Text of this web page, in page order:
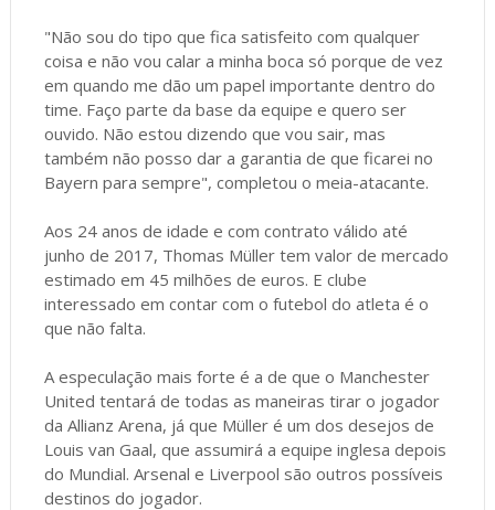
"Não sou do tipo que fica satisfeito com qualquer
coisa e não vou calar a minha boca só porque de vez
em quando me dão um papel importante dentro do
time. Faço parte da base da equipe e quero ser
ouvido. Não estou dizendo que vou sair, mas
também não posso dar a garantia de que ficarei no
Bayern para sempre", completou o meia-atacante.
Aos 24 anos de idade e com contrato válido até
junho de 2017, Thomas Müller tem valor de mercado
estimado em 45 milhões de euros. E clube
interessado em contar com o futebol do atleta é o
que não falta.
A especulação mais forte é a de que o Manchester
United tentará de todas as maneiras tirar o jogador
da Allianz Arena, já que Müller é um dos desejos de
Louis van Gaal, que assumirá a equipe inglesa depois
do Mundial. Arsenal e Liverpool são outros possíveis
destinos do jogador.